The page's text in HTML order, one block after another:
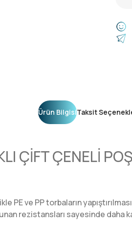
Ürün BilgisiTaksit
ÇİFT ÇENELİ
ve PP torbaların
rezistansları sayesinde daha